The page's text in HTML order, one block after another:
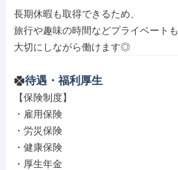
長期休暇も取得できるため、
旅行や趣味の時間などプライベートも
大切にしながら働けます◎
待遇・福利厚生
【保険制度】
・雇用保険
・労災保険
・健康保険
・厚生年金